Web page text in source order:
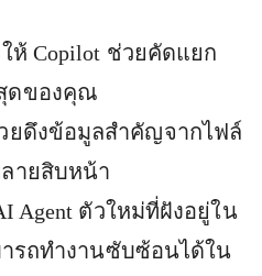
ห้ Copilot ช่วยคัดแยก
ดของคุณ
ยดึงข้อมูลสำคัญจากไฟล์
ายสิบหน้า
Agent ตัวใหม่ที่ฝังอยู่ใน
ารถทำงานซับซ้อนได้ใน